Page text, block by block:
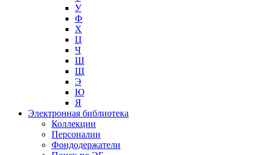
У
Ф
Х
Ц
Ч
Ш
Щ
Э
Ю
Я
Электронная библиотека
Коллекции
Персоналии
Фондодержатели